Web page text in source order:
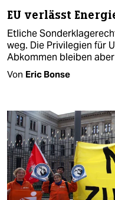
EU verlässt
Etliche
weg. Die Privilegien für
Abkommen bleiben
Von Eric Bonse